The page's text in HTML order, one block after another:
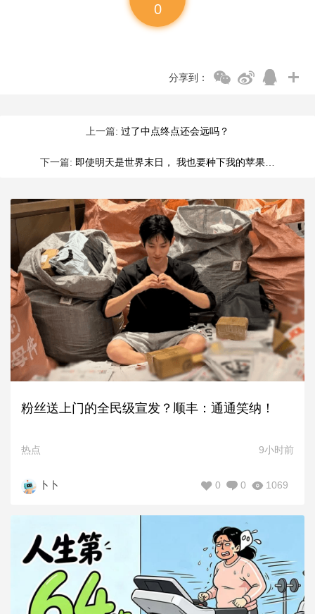
0
分享到：
上一篇: 过了中点终点还会远吗？
下一篇: 即使明天是世界末日， 我也要种下我的苹果…
粉丝送上门的全民级宣发？顺丰：通通笑纳！
热点 9小时前
卜卜 1069
0
0